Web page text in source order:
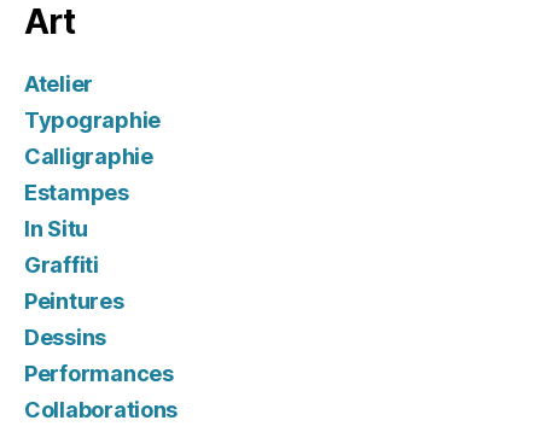
Art
Atelier
Typographie
Calligraphie
Estampes
In Situ
Graffiti
Peintures
Dessins
Performances
Collaborations